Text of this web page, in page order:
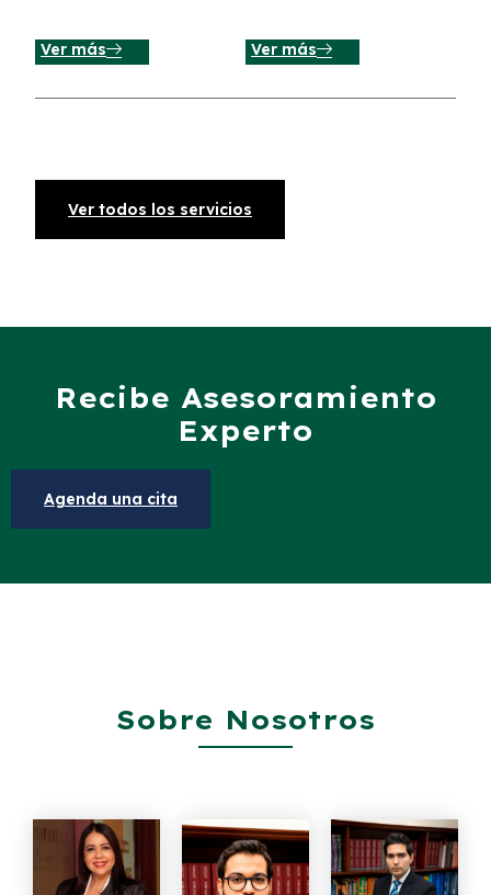
Ver más Ver más
Ver todos los servicios
Recibe Asesoramiento
Experto
Agenda una cita
Sobre Nosotros